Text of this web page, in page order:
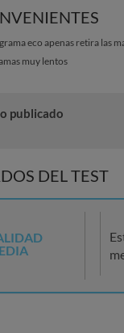
eco apenas retira las
muy lentos
publicado
DEL TEST